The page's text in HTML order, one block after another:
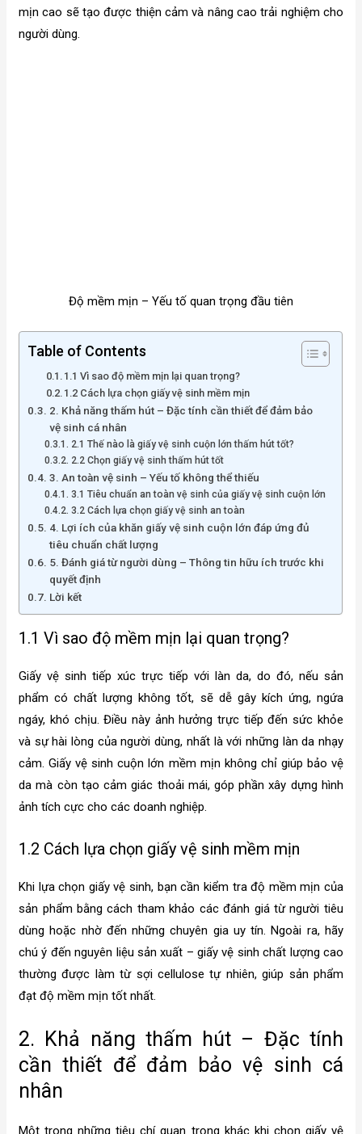
mịn cao sẽ tạo được thiện cảm và nâng cao trải nghiệm cho
người dùng.
Độ mềm mịn – Yếu tố quan trọng đầu tiên
Table of Contents
1.1 Vì sao độ mềm mịn lại quan trọng?
1.2 Cách lựa chọn giấy vệ sinh mềm mịn
2. Khả năng thấm hút – Đặc tính cần thiết để đảm bảo
vệ sinh cá nhân
2.1 Thế nào là giấy vệ sinh cuộn lớn thấm hút tốt?
2.2 Chọn giấy vệ sinh thấm hút tốt
3. An toàn vệ sinh – Yếu tố không thể thiếu
3.1 Tiêu chuẩn an toàn vệ sinh của giấy vệ sinh cuộn lớn
3.2 Cách lựa chọn giấy vệ sinh an toàn
4. Lợi ích của khăn giấy vệ sinh cuộn lớn đáp ứng đủ
tiêu chuẩn chất lượng
5. Đánh giá từ người dùng – Thông tin hữu ích trước khi
quyết định
Lời kết
1.1 Vì sao độ mềm mịn lại quan trọng?
Giấy vệ sinh tiếp xúc trực tiếp với làn da, do đó, nếu sản
phẩm có chất lượng không tốt, sẽ dễ gây kích ứng, ngứa
ngáy, khó chịu. Điều này ảnh hưởng trực tiếp đến sức khỏe
và sự hài lòng của người dùng, nhất là với những làn da nhạy
cảm. Giấy vệ sinh cuộn lớn mềm mịn không chỉ giúp bảo vệ
da mà còn tạo cảm giác thoải mái, góp phần xây dựng hình
ảnh tích cực cho các doanh nghiệp.
1.2 Cách lựa chọn giấy vệ sinh mềm mịn
Khi lựa chọn giấy vệ sinh, bạn cần kiểm tra độ mềm mịn của
sản phẩm bằng cách tham khảo các đánh giá từ người tiêu
dùng hoặc nhờ đến những chuyên gia uy tín. Ngoài ra, hãy
chú ý đến nguyên liệu sản xuất – giấy vệ sinh chất lượng cao
thường được làm từ sợi cellulose tự nhiên, giúp sản phẩm
đạt độ mềm mịn tốt nhất.
2. Khả năng thấm hút – Đặc tính
cần thiết để đảm bảo vệ sinh cá
nhân
Một trong những tiêu chí quan trọng khác khi chọn giấy vệ